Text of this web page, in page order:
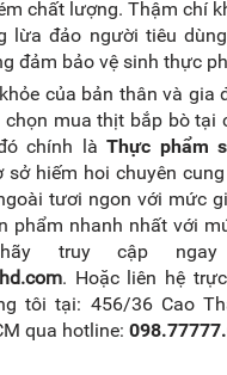
chất lượng. Thậm chí
lừa đảo người tiêu
đảm bảo vệ sinh thực
của bản thân và gia
mua thịt bắp bò tại
chính làThực phẩm
sở hiếm hoi chuyên
tươi ngon với mức
phẩm nhanh nhất với
truy cập ngay
. Hoặc liên hệ
tôi tại: 456/36 Cao
qua hotline: